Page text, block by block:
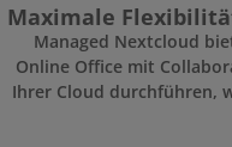
Maximale
Managed Nextcloud
Online Office mit
Ihrer Cloud durchführen,